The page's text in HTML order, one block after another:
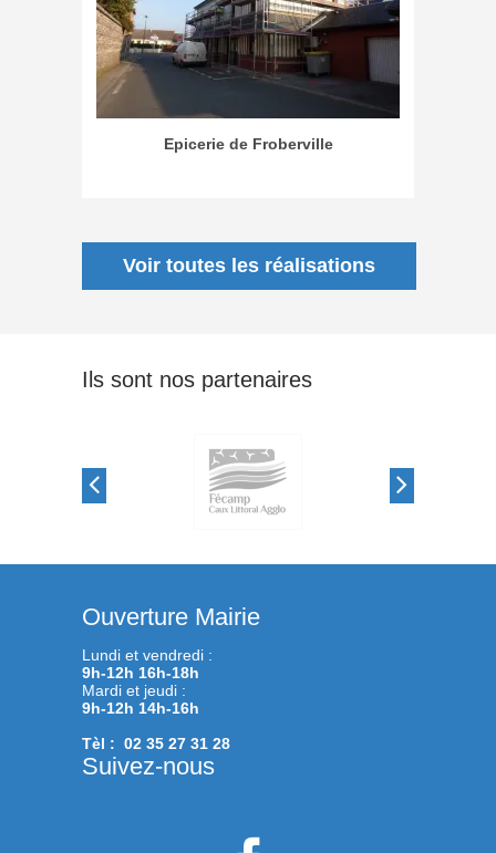
Epicerie de Froberville
Voir toutes les réalisations
Ils sont nos partenaires
Ouverture Mairie
Lundi et vendredi :
9h-12h 16h-18h
Mardi et jeudi :
9h-12h 14h-16h
Tèl : 02 35 27 31 28
Suivez-nous